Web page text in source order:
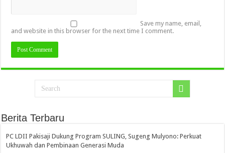
Save my name, email,
and website in this browser for the next time I comment.
Berita Terbaru
PC LDII Pakisaji Dukung Program SULING, Sugeng Mulyono: Perkuat
Ukhuwah dan Pembinaan Generasi Muda